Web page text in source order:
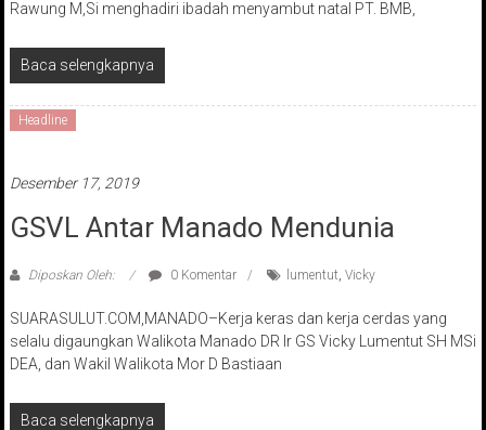
Rawung M,Si menghadiri ibadah menyambut natal PT. BMB,
Baca selengkapnya
Headline
Desember 17, 2019
GSVL Antar Manado Mendunia
Diposkan Oleh: 0 Komentar lumentut, Vicky
SUARASULUT.COM,MANADO–Kerja keras dan kerja cerdas yang
selalu digaungkan Walikota Manado DR Ir GS Vicky Lumentut SH MSi
DEA, dan Wakil Walikota Mor D Bastiaan
Baca selengkapnya